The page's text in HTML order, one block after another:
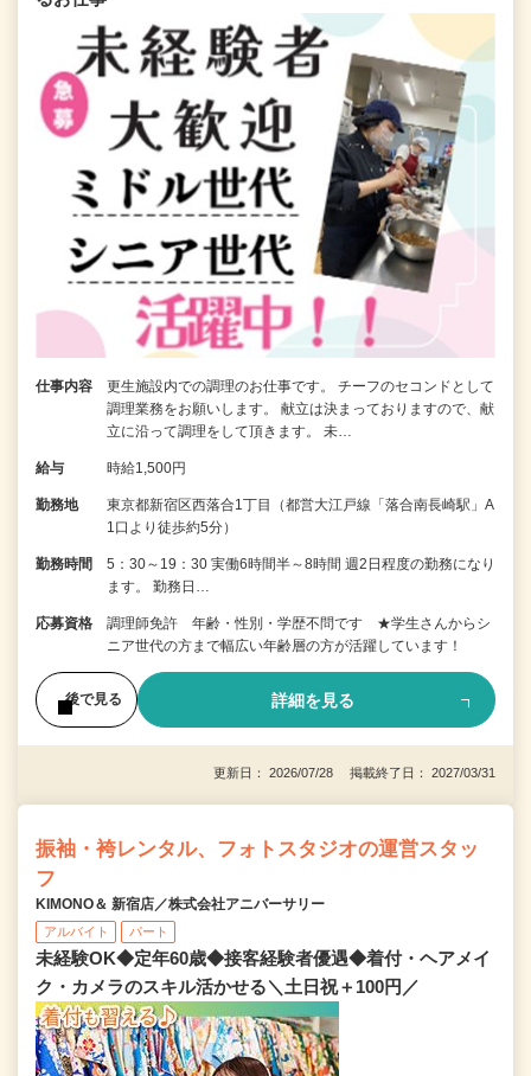
仕事内容
更生施設内での調理のお仕事です。 チーフのセコンドとして
調理業務をお願いします。 献立は決まっておりますので、献
立に沿って調理をして頂きます。 未…
給与 時給1,500円
勤務地
東京都新宿区西落合1丁目（都営大江戸線「落合南長崎駅」A
1口より徒歩約5分）
勤務時間
5：30～19：30 実働6時間半～8時間 週2日程度の勤務になり
ます。 勤務日…
応募資格
調理師免許 年齢・性別・学歴不問です ★学生さんからシ
ニア世代の方まで幅広い年齢層の方が活躍しています！
後で見る 詳細を見る
更新日： 2026/07/28 掲載終了日： 2027/03/31
振袖・袴レンタル、フォトスタジオの運営スタッ
フ
KIMONO＆ 新宿店／株式会社アニバーサリー
アルバイト パート
未経験OK◆定年60歳◆接客経験者優遇◆着付・ヘアメイ
ク・カメラのスキル活かせる＼土日祝＋100円／